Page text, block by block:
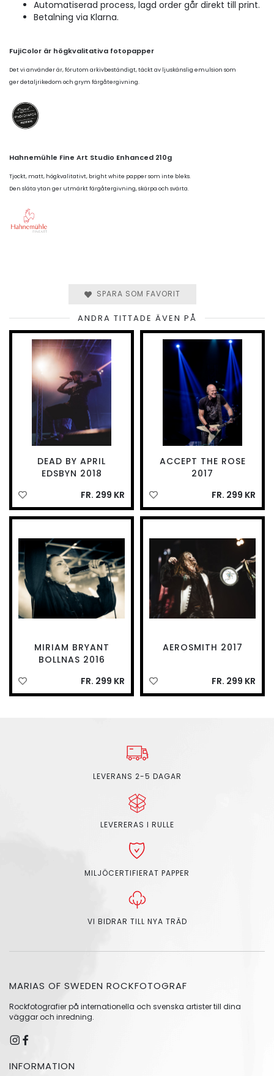
Automatiserad process, lagd order går direkt till print.
Betalning via Klarna.
FujiColor är högkvalitativa fotopapper
Det vi använder är, förutom arkivbeständigt, täckt av ljuskänslig emulsion som
ger detaljrikedom och grym färgåtergivning.
Hahnemühle Fine Art Studio Enhanced 210g
Tjockt, matt, högkvalitativt, bright white papper som inte bleks.
Den släta ytan ger utmärkt färgåtergivning, skärpa och svärta.
SPARA SOM FAVORIT
ANDRA TITTADE ÄVEN PÅ
DEAD BY APRIL
EDSBYN 2018
FR. 299 KR
ACCEPT THE ROSE
2017
FR. 299 KR
MIRIAM BRYANT
BOLLNAS 2016
FR. 299 KR
AEROSMITH 2017
FR. 299 KR
LEVERANS 2-5 DAGAR
LEVERERAS I RULLE
MILJÖCERTIFIERAT PAPPER
VI BIDRAR TILL NYA TRÄD
MARIAS OF SWEDEN ROCKFOTOGRAF
Rockfotografier på internationella och svenska artister till dina
väggar och inredning.
INFORMATION